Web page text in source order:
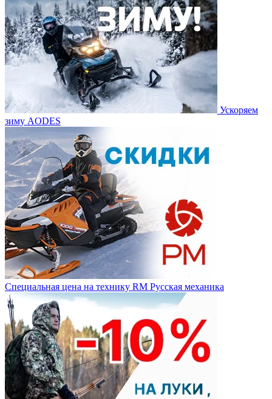
Ускоряем
зиму AODES
Специальная цена на технику RM Русская механика